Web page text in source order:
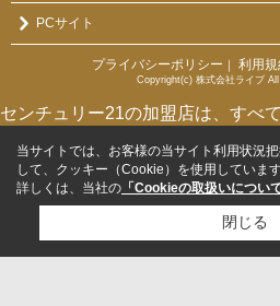
PCサイト
プライバシーポリシー 利用規
Copyright(c) 株式会社ライブ
センチュリー21の加盟店は、すべ
当サイトでは、お客様の当サイト利用状況
して、クッキー（Cookie）を使用しています
詳しくは、当社の 「Cookieの取扱いについて
閉じる